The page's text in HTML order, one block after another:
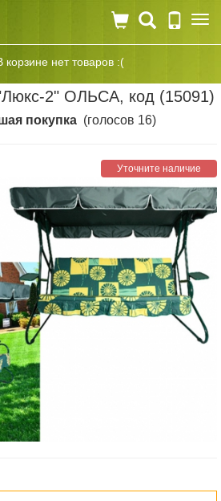
корзине нет товаров :(
2" ОЛЬСА, код (15091)
покупка (голосов 16)
Уточните наличие